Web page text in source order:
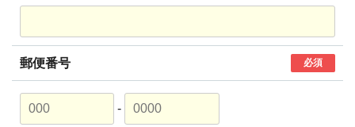
郵便番号 必須
-